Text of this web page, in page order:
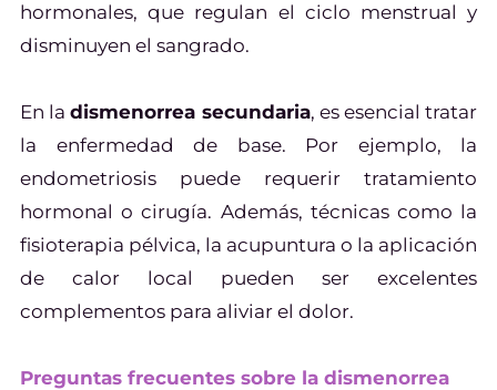
hormonales, que regulan el ciclo menstrual y
disminuyen el sangrado.
En ladismenorrea secundaria, es esencial tratar
la enfermedad de base. Por ejemplo, la
endometriosis puede requerir tratamiento
hormonal o cirugía. Además, técnicas como la
fisioterapia pélvica, la acupuntura o la aplicación
de calor local pueden ser excelentes
complementos para aliviar el dolor.
Preguntas frecuentes sobre la dismenorrea